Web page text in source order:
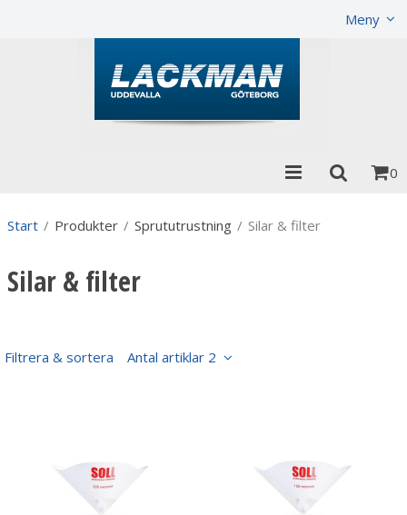
Meny
0
Start / Produkter / Sprututrustning / Silar & filter
Silar & filter
Filtrera & sortera Antal artiklar 2